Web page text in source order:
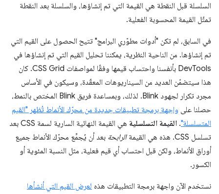
السلسلة قبل النقطة هي القيمة التي تم إنشاؤها، والسلسلة بعد النقطة
تمثّل القيمة المحسوبة الفعلية.
في السابق، لم تكن "أدوات مطوّري البرامج" تتيح الحصول على القيم التي
تم إنشاؤها. من الناحية النظرية، يمكننا تحليل القيم التي تم إنشاؤها في
DevTools بأنفسنا واحتساب قيمها وفقًا لمواصفات CSS Grid. كان
هذا سيتضمّن العديد من السيناريوهات المعقّدة، وسيكون في الأساس
مجرد تكرار لجهود Blink. لذلك، وبمساعدة فريق Blink المختص بالنمط،
حصلنا على واجهة برمجة تطبيقات جديدة من محرّك الأنماط تُظهر "القيم
المتسلسلة". القيمة التسلسلية
هي القيمة النهائية السارية لسمة CSS بعد
تسلسل CSS. هذه هي القيمة
الرابحة بعد أن يُجمِّع محرّك الأنماط جميع
أوراق الأنماط، ولكن قبل احتساب أي قيم فعلية، مثل النسبة المئوية أو
الكسور.
نستخدم الآن واجهة برمجة التطبيقات هذه لعرض القيم التي أنشأها